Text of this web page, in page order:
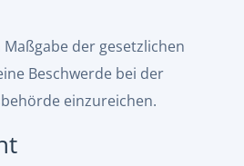
der gesetzlichen
Beschwerde bei der
einzureichen.